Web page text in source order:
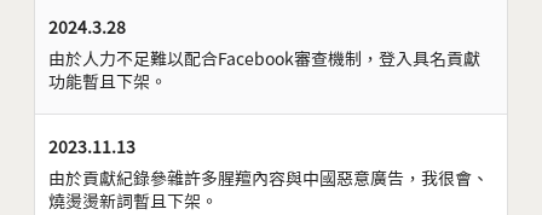
2024.3.28
由於人力不足難以配合Facebook審查機制，登入具名貢獻
功能暫且下架。
2023.11.13
由於貢獻紀錄參雜許多腥羶內容與中國惡意廣告，我很會、
燒燙燙新詞暫且下架。